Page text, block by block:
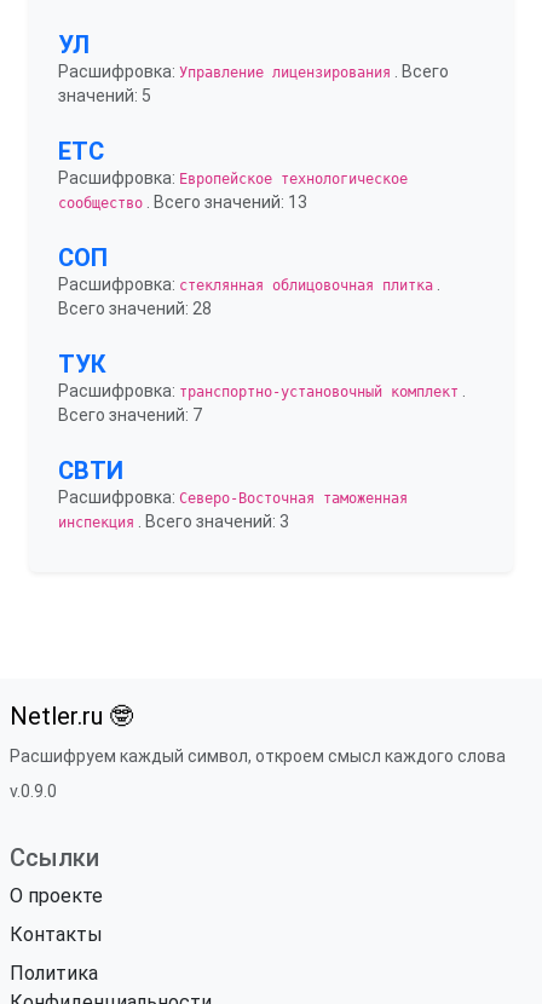
УЛ
Расшифровка: Управление лицензирования
. Всего
значений: 5
ЕТС
Расшифровка: Европейское технологическое
сообщество . Всего значений: 13
СОП
Расшифровка: стеклянная облицовочная плитка
Всего значений: 28
ТУК
Расшифровка: транспортно-установочный комплект
Всего значений: 7
СВТИ
Расшифровка: Северо-Восточная таможенная
инспекция
. Всего значений: 3
Netler.ru 🤓
Расшифруем каждый символ, откроем смысл каждого слова
v.0.9.0
Ссылки
О проекте
Контакты
Политика